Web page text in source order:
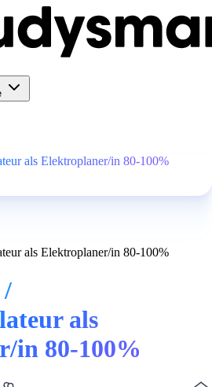
als Elektroplaner/in 80-100%
als Elektroplaner/in 80-100%
als
in 80-100%